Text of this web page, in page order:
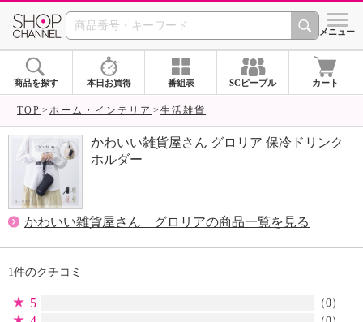
SHOP CHANNEL シメニュー
商品を探す 本日お買得 番組表 SCピープル カート
TOP ホーム・インテリア 生活雑貨
かわいい雑貨屋さん グロリア 保冷ドリンク
ホルダー
かわいい雑貨屋さん グロリアの商品一覧を見る
1件のクチコミ
5 （0）